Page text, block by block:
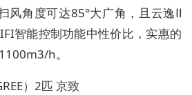
风角度可达85°大广角，且云逸Ⅱ
智能控制功能中性价比，实惠的
h。
）2匹 京致